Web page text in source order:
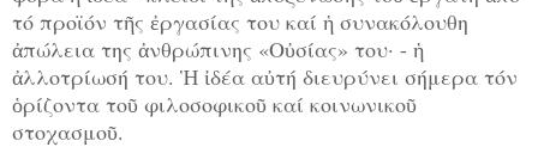
τό προϊόν τῆς ἐργασίας του καί ἡ συνακόλουθη
ἀπώλεια της ἀνθρώπινης «Οὐσίας» του· - ἡ
ἀλλοτρίωσή του. Ἡ ἰδέα αὐτή διευρύνει σήμερα τόν
ὁρίζοντα τοῦ φιλοσοφικοῦ καί κοινωνικοῦ
στοχασμοῦ.